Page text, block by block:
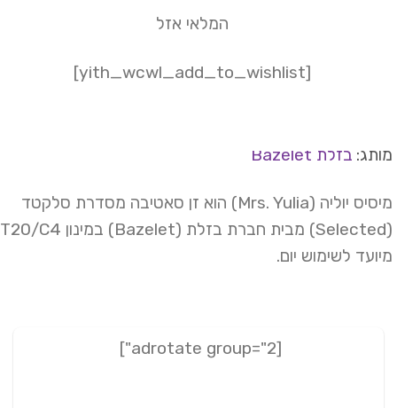
בזלת Bazelet
מיסיס יוליה (Mrs. Yulia) הוא זן סאטיבה מסדרת סלקטד
(Selected) מבית חברת בזלת (Bazelet) במינון T20/C4.
לשימוש יום.
המלאי אזל